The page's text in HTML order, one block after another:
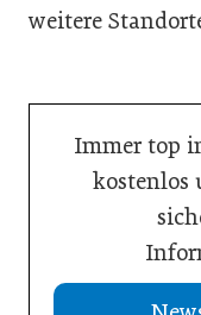
weitere
Immer top
kostenlos